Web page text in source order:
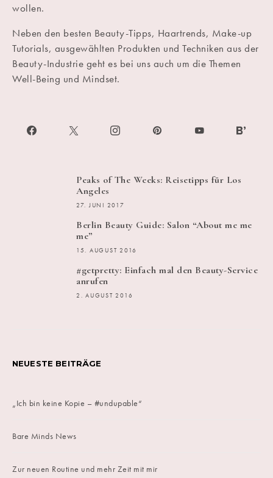
wollen.
Neben den besten Beauty-Tipps, Haartrends, Make-up
Tutorials, ausgewählten Produkten und Techniken aus der
Beauty-Industrie geht es bei uns auch um die Themen
Well-Being und Mindset.
Peaks of The Weeks: Reisetipps für Los
Angeles
27. JUNI 2017
Berlin Beauty Guide: Salon “About me me
me”
15. AUGUST 2016
#getpretty: Einfach mal den Beauty-Service
anrufen
2. AUGUST 2016
NEUESTE BEITRÄGE
„Ich bin keine Kopie – #undupable“
Bare Minds News
Zur neuen Routine und mehr Zeit mit mir